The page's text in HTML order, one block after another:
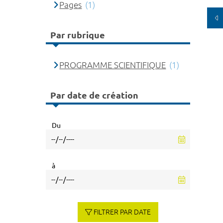
Pages (1)
Par rubrique
PROGRAMME SCIENTIFIQUE (1)
Par date de création
Du
à
FILTRER PAR DATE